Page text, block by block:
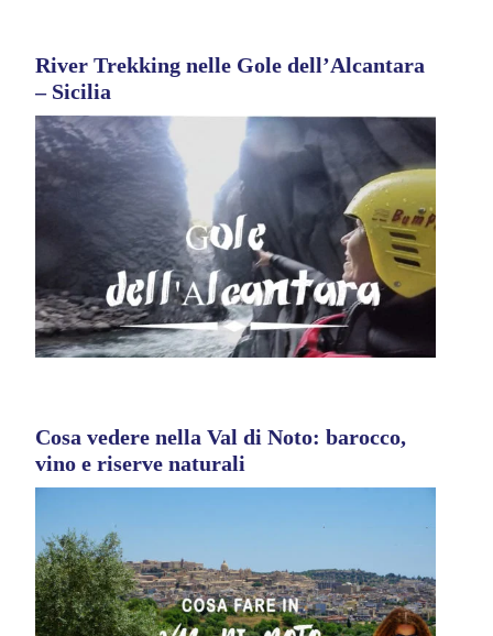
River Trekking nelle Gole dell’Alcantara
– Sicilia
Cosa vedere nella Val di Noto: barocco,
vino e riserve naturali